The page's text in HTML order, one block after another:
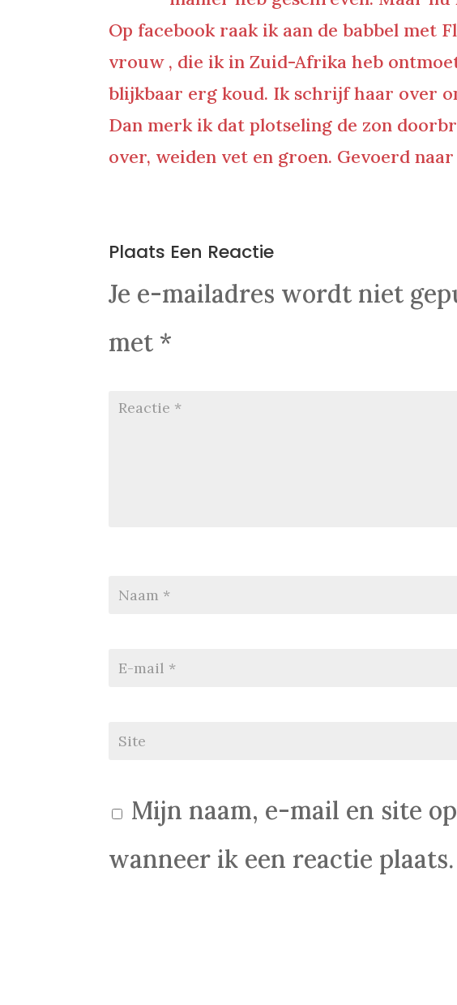
Op facebook raak ik aan de babbel met
vrouw , die ik in Zuid-Afrika heb
blijkbaar erg koud. Ik schrijf haar over
Dan merk ik dat plotseling de zon
over, weiden vet en groen. Gevoerd
Plaats Een Reactie
Je e-mailadres wordt niet
met *
Mijn naam, e-mail en site
wanneer ik een reactie plaats.